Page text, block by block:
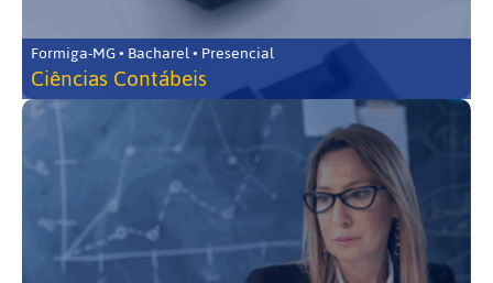
Formiga-MG • Bacharel • Presencial
Ciências Contábeis